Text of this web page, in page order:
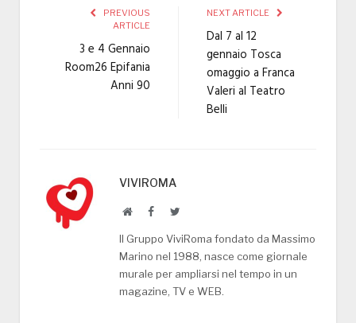
PREVIOUS
ARTICLE
3 e 4 Gennaio
Room26 Epifania
Anni 90
NEXT ARTICLE
Dal 7 al 12
gennaio Tosca
omaggio a Franca
Valeri al Teatro
Belli
VIVIROMA
WebsiteFacebookTwitter
Il Gruppo ViviRoma fondato da Massimo
Marino nel 1988, nasce come giornale
murale per ampliarsi nel tempo in un
magazine, TV e WEB.